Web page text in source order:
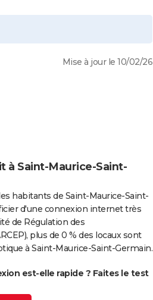
Mise à jour le 10/02/26
à Saint-Maurice-Saint-
habitants de Saint-Maurice-Saint-
d'une connexion internet très
de Régulation des
plus de 0 % des locaux sont
à Saint-Maurice-Saint-Germain.
est-elle rapide ? Faites le test